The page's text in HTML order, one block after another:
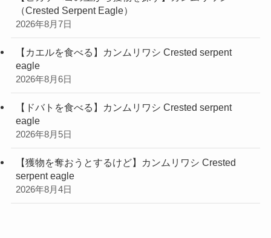
（Crested Serpent Eagle）
2026年8月7日
【カエルを食べる】カンムリワシ Crested serpent
eagle
2026年8月6日
【ドバトを食べる】カンムリワシ Crested serpent
eagle
2026年8月5日
【獲物を奪おうとするけど】カンムリワシ Crested
serpent eagle
2026年8月4日